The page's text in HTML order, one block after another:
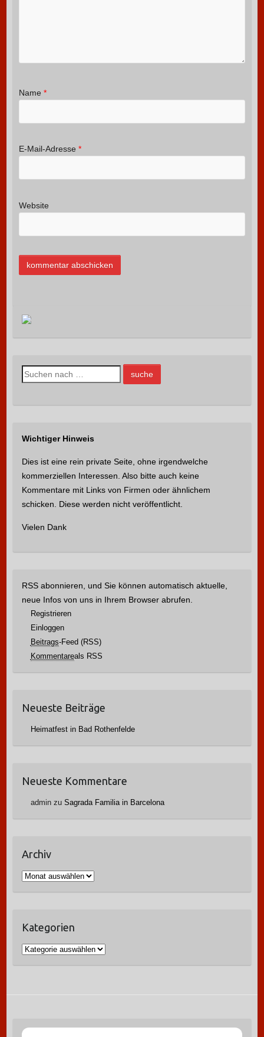
Name *
E-Mail-Adresse *
Website
S
u
n
Wichtiger Hinweis
Dies ist eine rein private Seite, ohne irgendwelche
kommerziellen Interessen. Also bitte auch keine
Kommentare mit Links von Firmen oder ähnlichem
schicken. Diese werden nicht veröffentlicht.
Vielen Dank
RSS abonnieren, und Sie können automatisch aktuelle,
neue Infos von uns in Ihrem Browser abrufen.
Registrieren
Einloggen
Beitrags-Feed (RSS)
Kommentareals RSS
Neueste Beiträge
Heimatfest in Bad Rothenfelde
Neueste Kommentare
adminzu Sagrada Familia in Barcelona
Archiv
A
i
v
Kategorien
K
r